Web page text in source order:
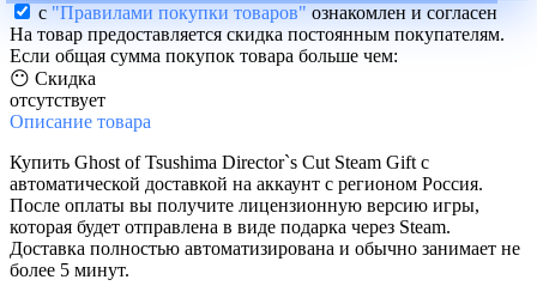
с "Правилами покупки товаров" ознакомлен и согласен
На товар предоставляется скидка постоянным покупателям.
Если общая сумма покупок товара больше чем:
😶 Скидка
отсутствует
Описание товара
Купить Ghost of Tsushima Director`s Cut Steam Gift с
автоматической доставкой на аккаунт с регионом Россия.
После оплаты вы получите лицензионную версию игры,
которая будет отправлена в виде подарка через Steam.
Доставка полностью автоматизирована и обычно занимает не
более 5 минут.